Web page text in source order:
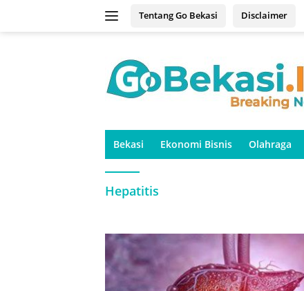
Tentang Go Bekasi Disclaimer
Bekasi Ekonomi Bisnis Olahraga
Hepatitis